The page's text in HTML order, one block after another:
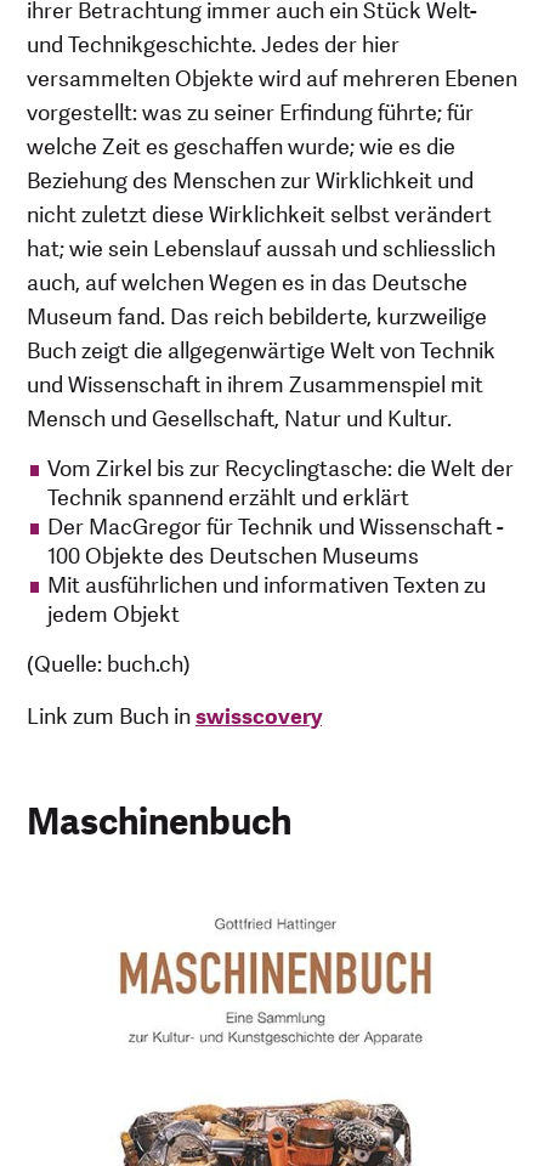
ihrer Betrachtung immer auch ein Stück Welt-
und Technikgeschichte. Jedes der hier
versammelten Objekte wird auf mehreren Ebenen
vorgestellt: was zu seiner Erfindung führte; für
welche Zeit es geschaffen wurde; wie es die
Beziehung des Menschen zur Wirklichkeit und
nicht zuletzt diese Wirklichkeit selbst verändert
hat; wie sein Lebenslauf aussah und schliesslich
auch, auf welchen Wegen es in das Deutsche
Museum fand. Das reich bebilderte, kurzweilige
Buch zeigt die allgegenwärtige Welt von Technik
und Wissenschaft in ihrem Zusammenspiel mit
Mensch und Gesellschaft, Natur und Kultur.
Vom Zirkel bis zur Recyclingtasche: die Welt der
Technik spannend erzählt und erklärt
Der MacGregor für Technik und Wissenschaft -
100 Objekte des Deutschen Museums
Mit ausführlichen und informativen Texten zu
jedem Objekt
(Quelle: buch.ch)
Link zum Buch inswisscovery
Maschinenbuch